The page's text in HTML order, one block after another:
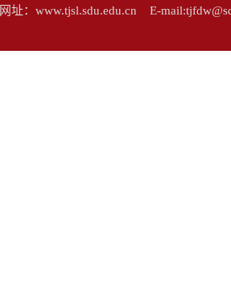
网址：www.tjsl.sdu.edu.cn E-